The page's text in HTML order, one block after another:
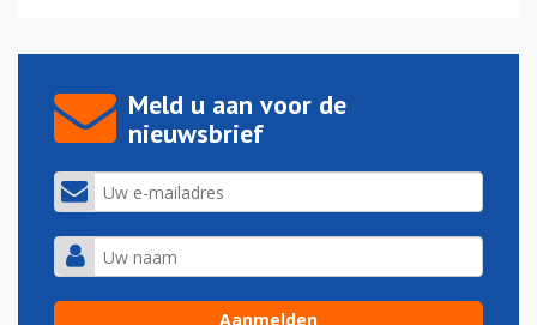
Meld u aan voor de
nieuwsbrief